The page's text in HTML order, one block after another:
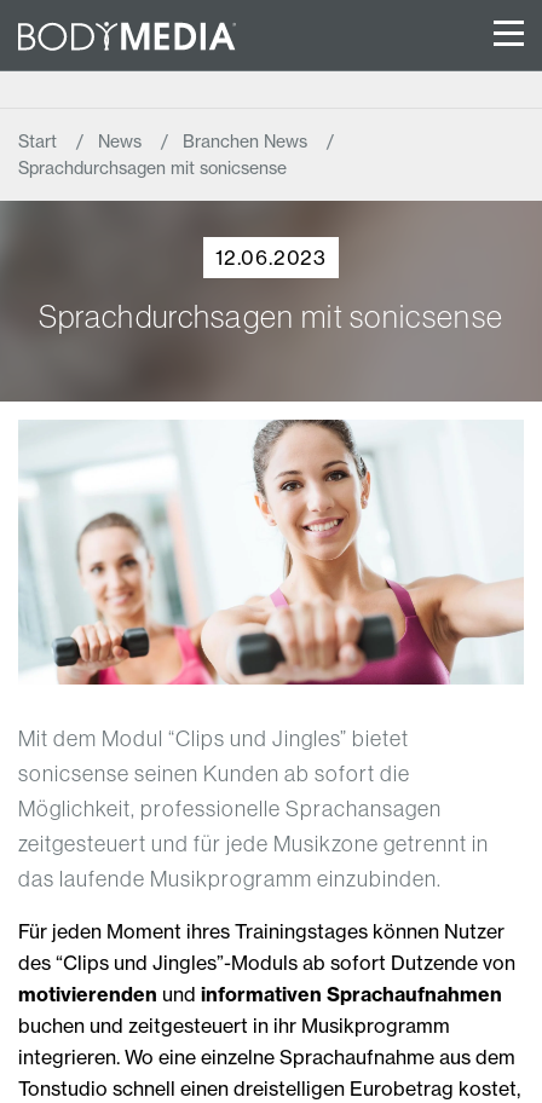
Start News
Branchen News
Sprachdurchsagen mit sonicsense
12.06.2023
Sprachdurchsagen mit sonicsense
Mit dem Modul “Clips und Jingles” bietet
sonicsense seinen Kunden ab sofort die
Möglichkeit, professionelle Sprachansagen
zeitgesteuert und für jede Musikzone getrennt in
das laufende Musikprogramm einzubinden.
Für jeden Moment ihres Trainingstages können Nutzer
des “Clips und Jingles”-Moduls ab sofort Dutzende von
motivierenden und informativen Sprachaufnahmen
buchen und zeitgesteuert in ihr Musikprogramm
integrieren. Wo eine einzelne Sprachaufnahme aus dem
Tonstudio schnell einen dreistelligen Eurobetrag kostet,